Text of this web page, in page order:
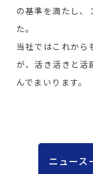
の基準を満たし、
た。
当社ではこれから
が、活き活きと活
んでまいります。
ニュース